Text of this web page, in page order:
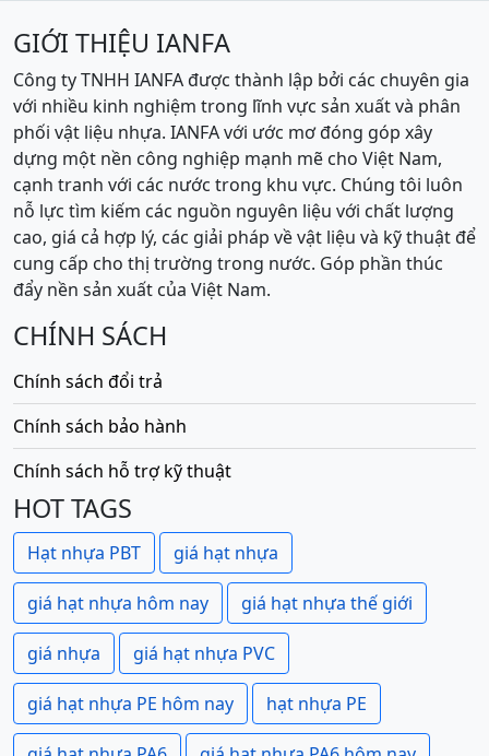
GIỚI THIỆU IANFA
Công ty TNHH IANFA được thành lập bởi các chuyên gia
với nhiều kinh nghiệm trong lĩnh vực sản xuất và phân
phối vật liệu nhựa. IANFA với ước mơ đóng góp xây
dựng một nền công nghiệp mạnh mẽ cho Việt Nam,
cạnh tranh với các nước trong khu vực. Chúng tôi luôn
nỗ lực tìm kiếm các nguồn nguyên liệu với chất lượng
cao, giá cả hợp lý, các giải pháp về vật liệu và kỹ thuật để
cung cấp cho thị trường trong nước. Góp phần thúc
đẩy nền sản xuất của Việt Nam.
CHÍNH SÁCH
Chính sách đổi trả
Chính sách bảo hành
Chính sách hỗ trợ kỹ thuật
HOT TAGS
Hạt nhựa PBT giá hạt nhựa
giá hạt nhựa hôm nay giá hạt nhựa thế giới
giá nhựa giá hạt nhựa PVC
giá hạt nhựa PE hôm nay hạt nhựa PE